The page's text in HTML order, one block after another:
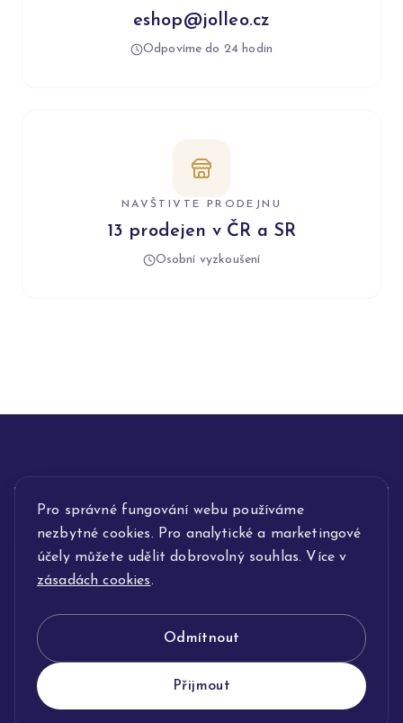
Pro správné fungování webu používáme
nezbytné cookies. Pro analytické a marketingové
účely můžete udělit dobrovolný souhlas. Více v
zásadách cookies.
Odmítnout
Přijmout
eshop@jolleo.cz
Odpovíme do 24 hodin
NAVŠTIVTE PRODEJNU
13 prodejen v ČR a SR
Osobní vyzkoušení
INFORMACE
POPIS SLUŽEB
KLENOTNICTVÍ JOLLEO